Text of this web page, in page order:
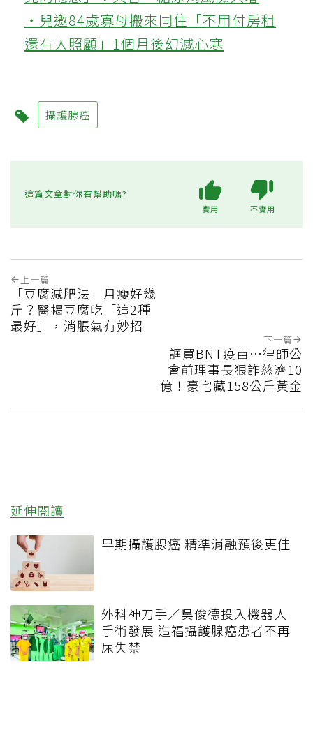
‧兒邀84歲寡母搬來同住「不用付房租
還有人照顧」1個月後幻滅心寒
攝護腺癌
這篇文章對你有幫助嗎?
實用 不實用
上一篇
「豆腐減肥法」月瘦好幾
斤？醫揭豆腐吃「這2種
最好」，消脹氣有妙招
下一篇
誆買BNT疫苗…律師公
會前理事長狠詐慈濟10
億！豪宅藏158公斤黃金
延伸閱讀
早期攝護腺癌 精準消融預後更佳
外科神刀手／吳俊德投入機器人
手術發展 造福攝護腺癌患者不再
尿失禁